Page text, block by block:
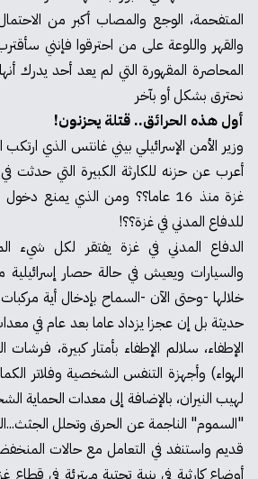
المتفحمة، الوجع والمصاب أكبر من
والقهر واللوعة على من احترقوا فإنني
المحاصرة المقهورة التي لم يعد أحد يدرك
نحترق بشكل أو بآخر
أول هذه الحرائق.. قتلة يحزنون!
وزير الأمن الإسرائيلي بيني غانتس الذي
أعرب عن حزنه للكارثة الكبيرة التي حدثت
غزة منذ 16 عاما؟؟ ومن الذي يمنع
للدفاع المدني في غزة؟؟!
الدفاع المدني في غزة يفتقر لكل شيء
خلالها -وحتى الآن -السماح بإدخال أية
حديثة بل إن عجزا يزداد عاما بعد عام في
الإطفاء، سلالم الإطفاء بأمتار كبيرة،
الهواء) وأجهزة التنفس الشخصية وفلاتر
لهيب النيران، بالإضافة إلى معدات الحماية
"السموم" الناجمة عن الحرق وتحلل
قديم واستنفد في التعامل مع حالات
أوضاع كارثية في بنية تحتية مهترئة في قطاع